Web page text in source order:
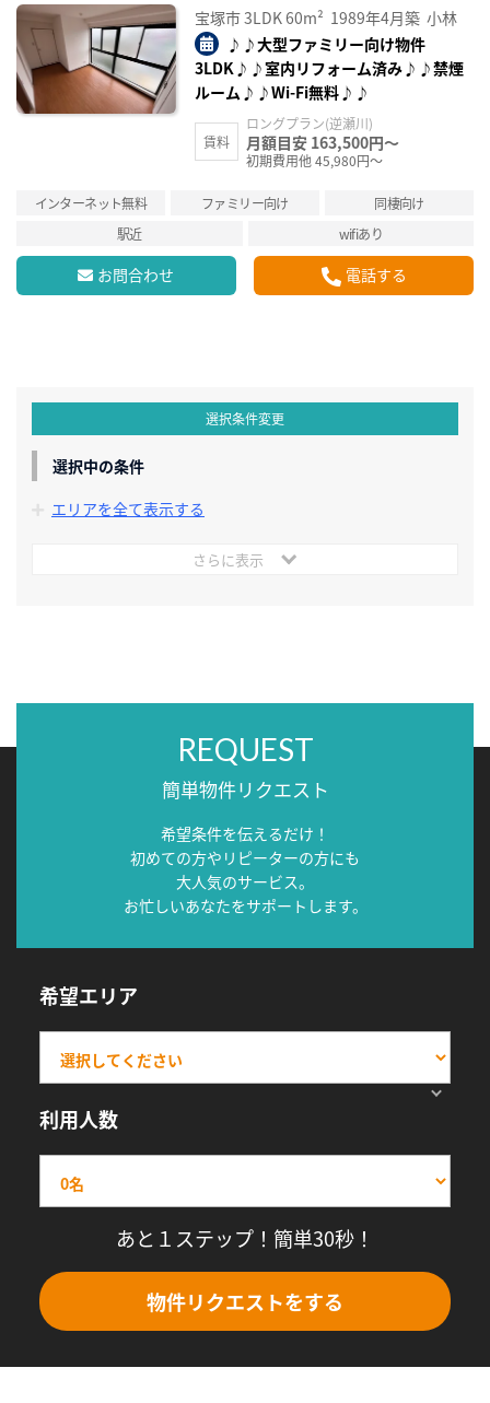
宝塚市3LDK60m² 1989年4月築 小林
♪♪大型ファミリー向け物件
3LDK♪♪室内リフォーム済み♪♪禁煙
ルーム♪♪Wi-Fi無料♪♪
賃料
ロングプラン(逆瀬川)
月額目安 163,500円～
初期費用他 45,980円～
インターネット無料 ファミリー向け
同棲向け
駅近
wifiあり
お問合わせ 電話する
選択条件変更
選択中の条件
エリアを全て表示する
さらに表示
REQUEST
簡単物件リクエスト
希望条件を伝えるだけ！
初めての方やリピーターの方にも
大人気のサービス。
お忙しいあなたをサポートします。
希望エリア
利用人数
あと１ステップ！簡単30秒！
物件リクエストをする